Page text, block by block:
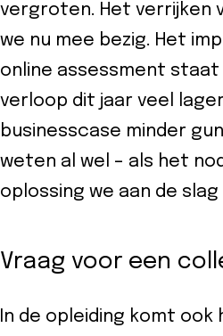
vergroten. Het verrijken
we nu mee bezig. Het
online assessment
verloop dit jaar veel
businesscase minder
weten al wel – als het
oplossing we aan de slag
Vraag voor een
In de opleiding komt